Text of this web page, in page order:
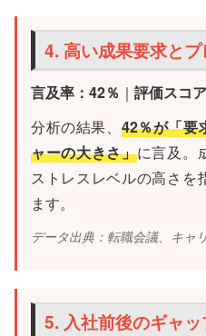
4. 高い成果要求と
言及率：42％ ｜ 評価スコ
分析の結果、 42％が「要
ャーの大きさ」に言及。
ストレスレベルの高さを
ます。
データ出典：転職会議、キャ
5. 入社前後のギャッ